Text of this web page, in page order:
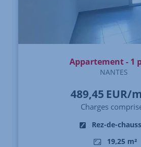
Appartement - 1
NANTES
489,45 EUR/
Charges
Rez-de-
19,25 m²